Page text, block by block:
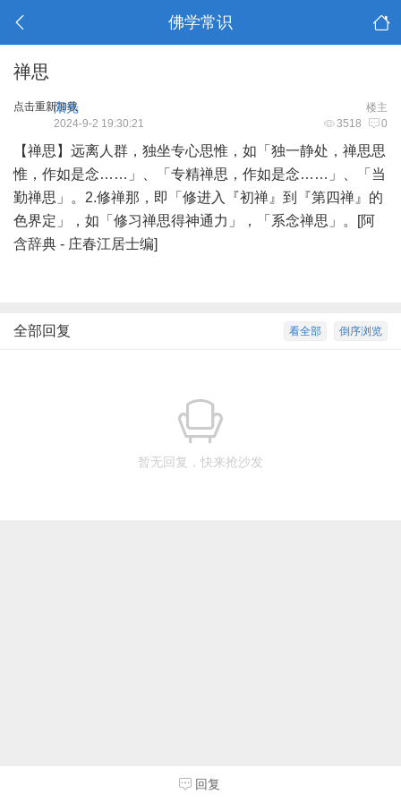
佛学常识
禅思
点击重新加载 楼主
阳光
3518 0
2024-9-2 19:30:21
【禅思】远离人群，独坐专心思惟，如「独一静处，禅思思
惟，作如是念……」、「专精禅思，作如是念……」、「当
勤禅思」。2.修禅那，即「修进入『初禅』到『第四禅』的
色界定」，如「修习禅思得神通力」，「系念禅思」。[阿
含辞典 - 庄春江居士编]
倒序浏览
看全部
全部回复
暂无回复，快来抢沙发
回复